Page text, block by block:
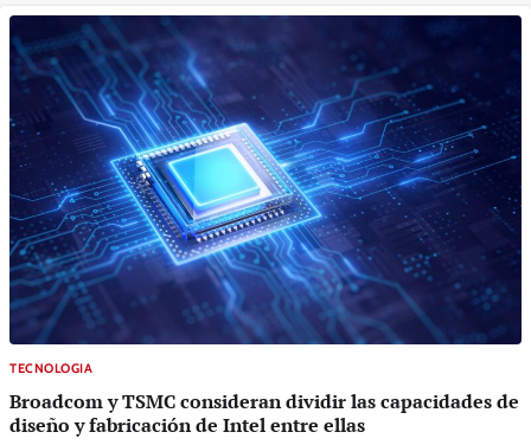
TECNOLOGIA
Broadcom y TSMC consideran dividir las capacidades de
diseño y fabricación de Intel entre ellas